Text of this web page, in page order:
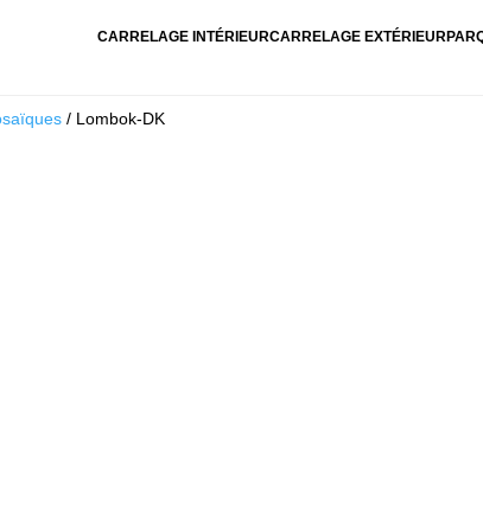
CARRELAGE INTÉRIEURCARRELAGE EXTÉRIEUR
/ Lombok-DK